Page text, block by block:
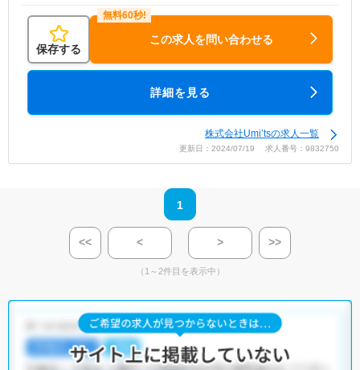
保存する
この求人を問い合わせる
詳細を見る
株式会社Umi’tsの求人一覧
更新日：2024/07/19 求人番号：9832750
1
<< < > >>
（1～2件目を表示中）